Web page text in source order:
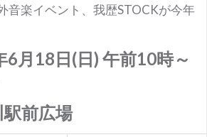
音楽イベント、我歴STOCKが今年
6月18日(日) 午前10時～
前広場